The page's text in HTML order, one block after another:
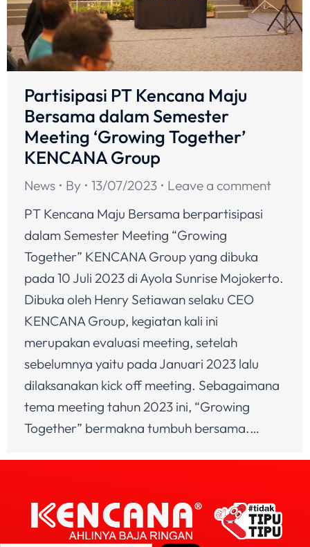
Partisipasi PT Kencana Maju
Bersama dalam Semester
Meeting ‘Growing Together’
KENCANA Group
News By 13/07/2023
Leave a comment
PT Kencana Maju Bersama berpartisipasi
dalam Semester Meeting “Growing
Together” KENCANA Group yang dibuka
pada 10 Juli 2023 di Ayola Sunrise Mojokerto.
Dibuka oleh Henry Setiawan selaku CEO
KENCANA Group, kegiatan kali ini
merupakan evaluasi meeting, setelah
sebelumnya yaitu pada Januari 2023 lalu
dilaksanakan kick off meeting. Sebagaimana
tema meeting tahun 2023 ini, “Growing
Together” bermakna tumbuh bersama.…